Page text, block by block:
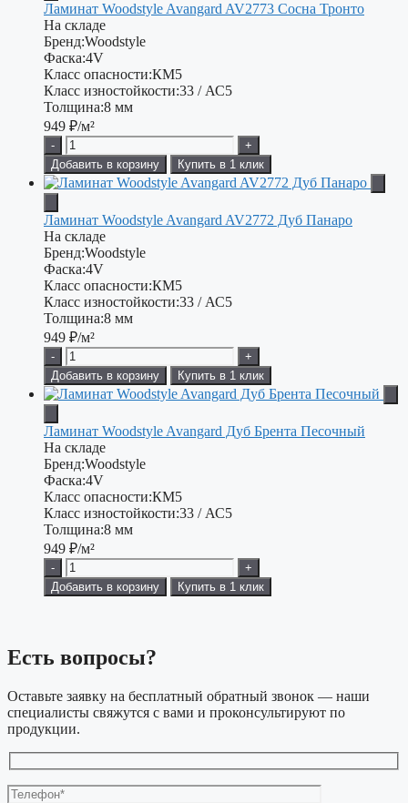
Ламинат Woodstyle Avangard AV2773 Сосна Тронто
На складе
Бренд:Woodstyle
Фаска:4V
Класс опасности:КМ5
Класс изностойкости:33 / АС5
Толщина:8 мм
949 ₽/м²
-
+
Добавить в корзину
Купить в 1 клик
Ламинат Woodstyle Avangard AV2772 Дуб Панаро
На складе
Бренд:Woodstyle
Фаска:4V
Класс опасности:КМ5
Класс изностойкости:33 / АС5
Толщина:8 мм
949 ₽/м²
-
+
Добавить в корзину
Купить в 1 клик
Ламинат Woodstyle Avangard Дуб Брента Песочный
На складе
Бренд:Woodstyle
Фаска:4V
Класс опасности:КМ5
Класс изностойкости:33 / АС5
Толщина:8 мм
949 ₽/м²
-
+
Добавить в корзину
Купить в 1 клик
Есть вопросы?
Оставьте заявку на бесплатный обратный звонок — наши
специалисты свяжутся с вами и проконсультируют по
продукции.